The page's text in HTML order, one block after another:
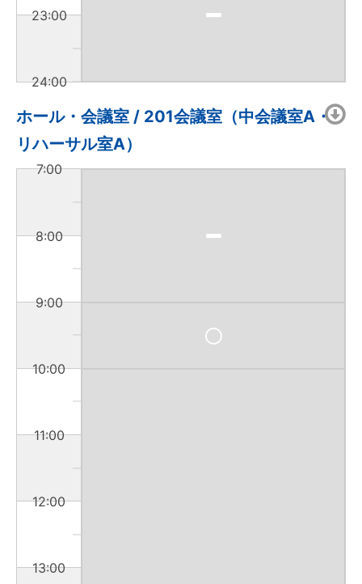
23:00
24:00
ホール・会議室 / 201会議室（中会議室A・
リハーサル室A）
7:00
8:00
9:00
10:00
11:00
12:00
13:00